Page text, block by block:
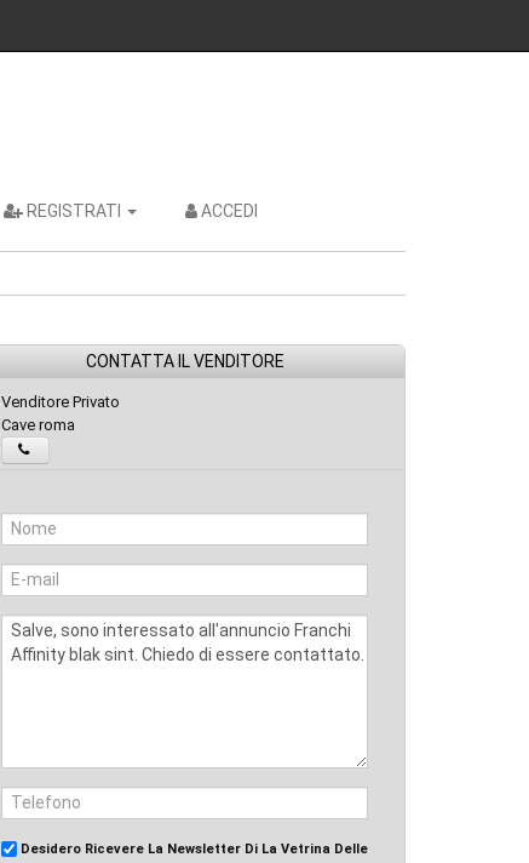
REGISTRATI ACCEDI
CONTATTA IL VENDITORE
Venditore Privato
Cave roma
Desidero Ricevere La Newsletter Di La Vetrina Delle